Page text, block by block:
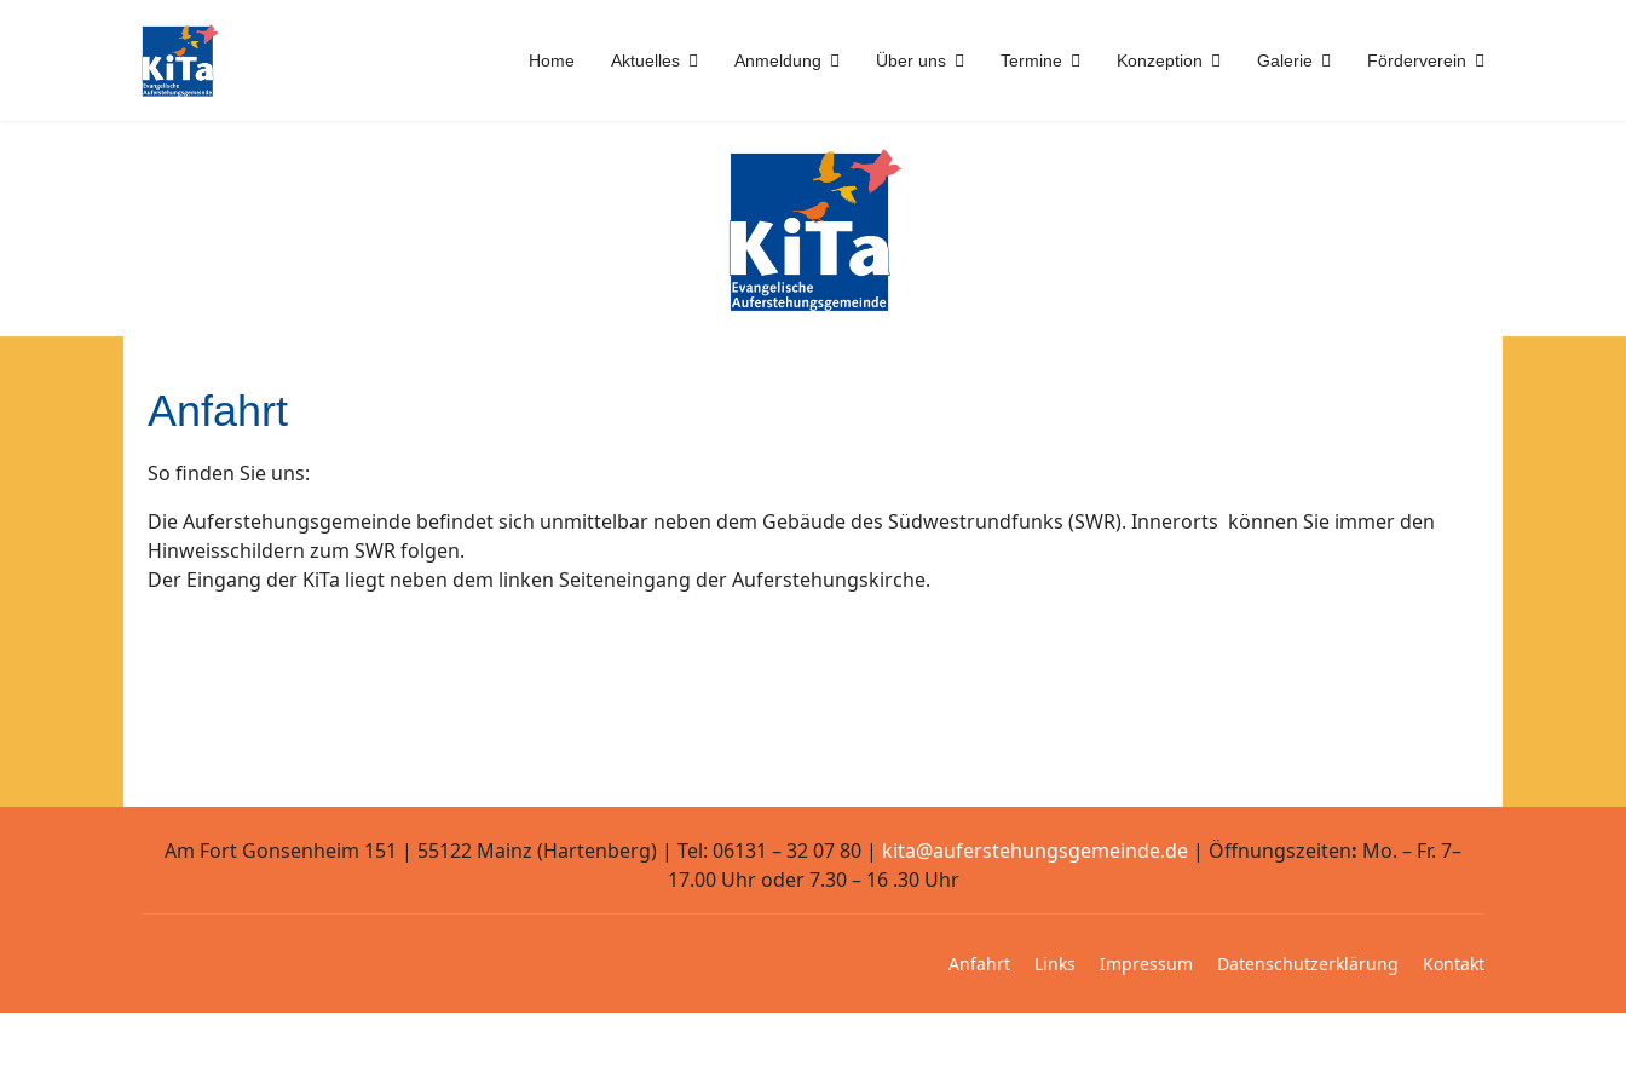
Home Aktuelles Anmeldung Über uns Termine Konzeption Galerie Förderverein
Anfahrt
So finden Sie uns:
Die Auferstehungsgemeinde befindet sich unmittelbar neben dem Gebäude des Südwestrundfunks (SWR). Innerorts können Sie immer den
Hinweisschildern zum SWR folgen.
Der Eingang der KiTa liegt neben dem linken Seiteneingang der Auferstehungskirche.
Am Fort Gonsenheim 151 | 55122 Mainz (Hartenberg) | Tel: 06131 – 32 07 80 | kita@auferstehungsgemeinde.de | Öffnungszeiten: Mo. – Fr. 7–
17.00 Uhr oder 7.30 – 16 .30 Uhr
Anfahrt Links Impressum Datenschutzerklärung Kontakt